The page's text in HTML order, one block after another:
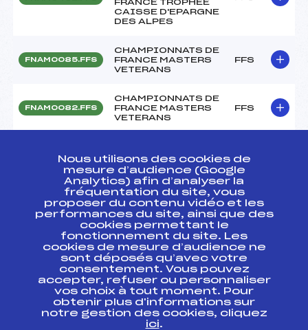
FRANCE TROPHEE
CAISSE D'EPARGNE
DES ALPES
FNAM0085.FFS
CHAMPIONNATS DE
FRANCE MASTERS
VETERANS
FFS
FNAM0082.FFS
CHAMPIONNATS DE
FRANCE MASTERS
VETERANS
FFS
FNAM0081.FFS
FRANCE MASTERS
VETERANS
FFS
LA FOULEE
BLANCHE
FFS
FNAM0174.FFS
MARATHON DE
BESSANS 42 KM
HOMMES
Résultats Nordique 2004
Nous utilisons des cookies de
mesure d’audience (Google
Analytics) afin d’analyser la
fréquentation du site, vous
proposer du contenu vidéo et les
performances du site, ainsi que des
cookies permettant le
fonctionnement du site. Les
cookies de mesure d’audience ne
sont déposés qu’avec votre
consentement. Vous pouvez
accepter, refuser ou personnaliser
vos choix à tout moment. Pour
obtenir plus d'informations sur
notre gestion des cookies, cliquez
ici.